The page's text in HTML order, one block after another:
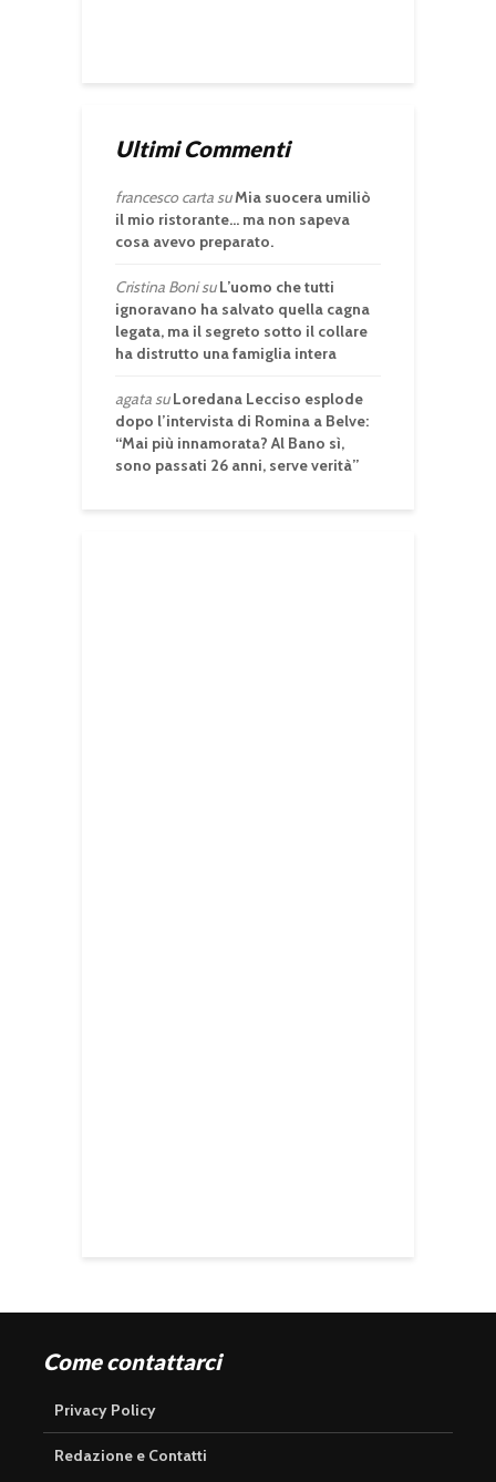
Ultimi Commenti
francesco cartasuMia suocera umiliò
il mio ristorante… ma non sapeva
cosa avevo preparato.
Cristina BonisuL’uomo che tutti
ignoravano ha salvato quella cagna
legata, ma il segreto sotto il collare
ha distrutto una famiglia intera
agatasuLoredana Lecciso esplode
dopo l’intervista di Romina a Belve:
“Mai più innamorata? Al Bano sì,
sono passati 26 anni, serve verità”
Come contattarci
Privacy Policy
Redazione e Contatti